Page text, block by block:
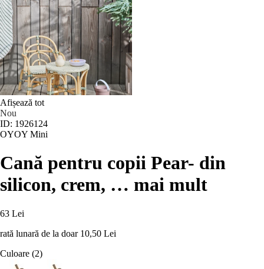
Afișează tot
Nou
ID: 1926124
OYOY Mini
Cană pentru copii Pear- din
silicon, crem, … mai mult
63 Lei
rată lunară de la doar 10,50 Lei
Culoare (2)